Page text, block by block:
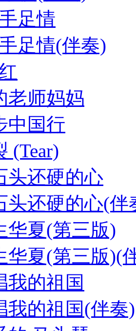
足情
足情(伴奏)
老师妈妈
中国行
(Tear)
头还硬的心
头还硬的心(伴
华夏(第三版)
华夏(第三版)(
我的祖国
我的祖国(伴奏)